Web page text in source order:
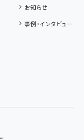
お知らせ
事例・インタビュー